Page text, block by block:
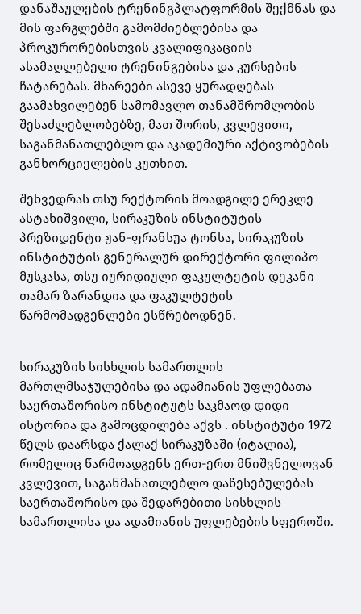
დანაშაულების ტრენინგპლატფორმის შექმნას და
მის ფარგლებში გამომძიებლებისა და
პროკურორებისთვის კვალიფიკაციის
ასამაღლებელი ტრენინგებისა და კურსების
ჩატარებას. მხარეები ასევე ყურადღებას
გაამახვილებენ სამომავლო თანამშრომლობის
შესაძლებლობებზე, მათ შორის, კვლევითი,
საგანმანათლებლო და აკადემიური აქტივობების
განხორციელების კუთხით.
შეხვედრას თსუ რექტორის მოადგილე ერეკლე
ასტახიშვილი, სირაკუზის ინსტიტუტის
პრეზიდენტი ჟან-ფრანსუა ტონსა, სირაკუზის
ინსტიტუტის გენერალურ დირექტორი ფილიპო
მუსკასა, თსუ იურიდიული ფაკულტეტის დეკანი
თამარ ზარანდია და ფაკულტეტის
წარმომადგენლები ესწრებოდნენ.
სირაკუზის სისხლის სამართლის
მართლმსაჯულებისა და ადამიანის უფლებათა
საერთაშორისო ინსტიტუტს საკმაოდ დიდი
ისტორია და გამოცდილება აქვს . ინსტიტუტი 1972
წელს დაარსდა ქალაქ სირაკუზაში (იტალია),
რომელიც წარმოადგენს ერთ-ერთ მნიშვნელოვან
კვლევით, საგანმანათლებლო დაწესებულებას
საერთაშორისო და შედარებითი სისხლის
სამართლისა და ადამიანის უფლებების სფეროში.